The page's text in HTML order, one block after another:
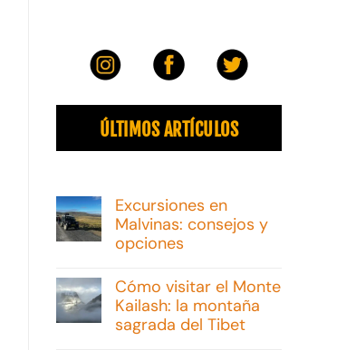
ÚLTIMOS ARTÍCULOS
Excursiones en
Malvinas: consejos y
opciones
hay
comentarios
en
Excursiones
en
Cómo visitar el Monte
Kailash: la montaña
sagrada del Tibet